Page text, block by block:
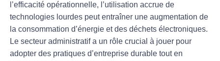
l’efficacité opérationnelle, l’utilisation accrue de
technologies lourdes peut entraîner une augmentation de
la consommation d’énergie et des déchets électroniques.
Le secteur administratif a un rôle crucial à jouer pour
adopter des pratiques d’entreprise durable tout en